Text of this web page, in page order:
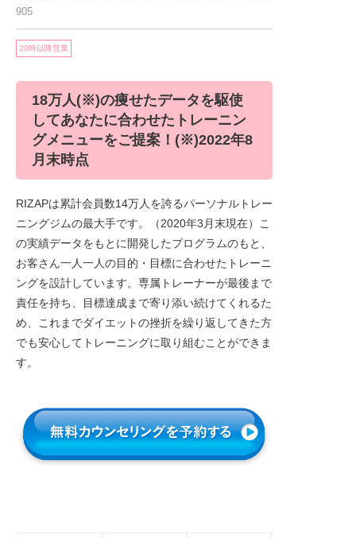
905
20時以降営業
18万人(※)の痩せたデータを駆使
してあなたに合わせたトレーニン
グメニューをご提案！(※)2022年8
月末時点
RIZAPは累計会員数14万人を誇るパーソナルトレー
ニングジムの最大手です。（2020年3月末現在）こ
の実績データをもとに開発したプログラムのもと、
お客さん一人一人の目的・目標に合わせたトレーニ
ングを設計しています。専属トレーナーが最後まで
責任を持ち、目標達成まで寄り添い続けてくれるた
め、これまでダイエットの挫折を繰り返してきた方
でも安心してトレーニングに取り組むことができま
す。